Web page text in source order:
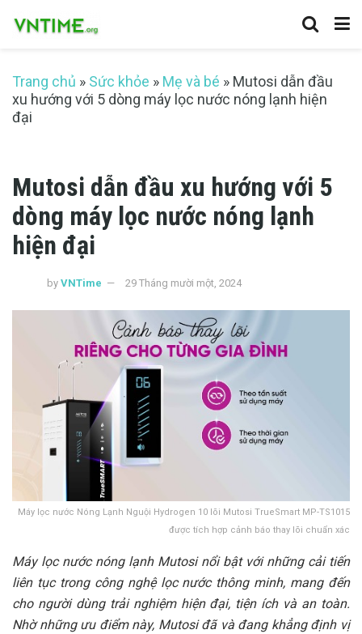
Trang chủ » Sức khỏe » Mẹ và bé » Mutosi dẫn đầu
xu hướng với 5 dòng máy lọc nước nóng lạnh hiện
đại
Mutosi dẫn đầu xu hướng với 5
dòng máy lọc nước nóng lạnh
hiện đại
by VNTime 29 Tháng mười một, 2024
Máy lọc nước Nóng Lạnh Nguội Hydrogen 10 lõi Mutosi TrueSmart MP-TS1015
được tích hợp cảnh báo thay lõi chuẩn xác
Máy lọc nước nóng lạnh Mutosi nổi bật với những cải tiến
liên tục trong công nghệ lọc nước thông minh, mang đến
cho người dùng trải nghiệm hiện đại, tiện ích và an toàn.
Nhờ những ưu điểm này, Mutosi đã và đang khẳng định vị